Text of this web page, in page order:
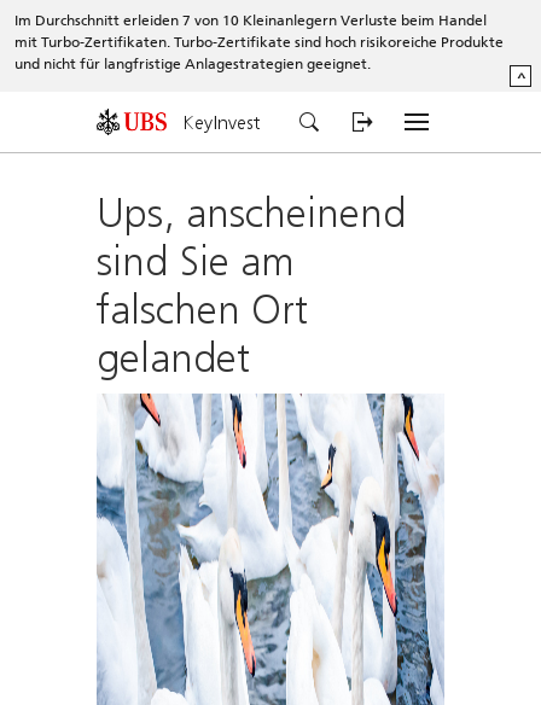
Im Durchschnitt erleiden 7 von 10 Kleinanlegern Verluste beim Handel
mit Turbo-Zertifikaten. Turbo-Zertifikate sind hoch risikoreiche Produkte
und nicht für langfristige Anlagestrategien geeignet.
^
KeyInvest
Ups, anscheinend
sind Sie am
falschen Ort
gelandet